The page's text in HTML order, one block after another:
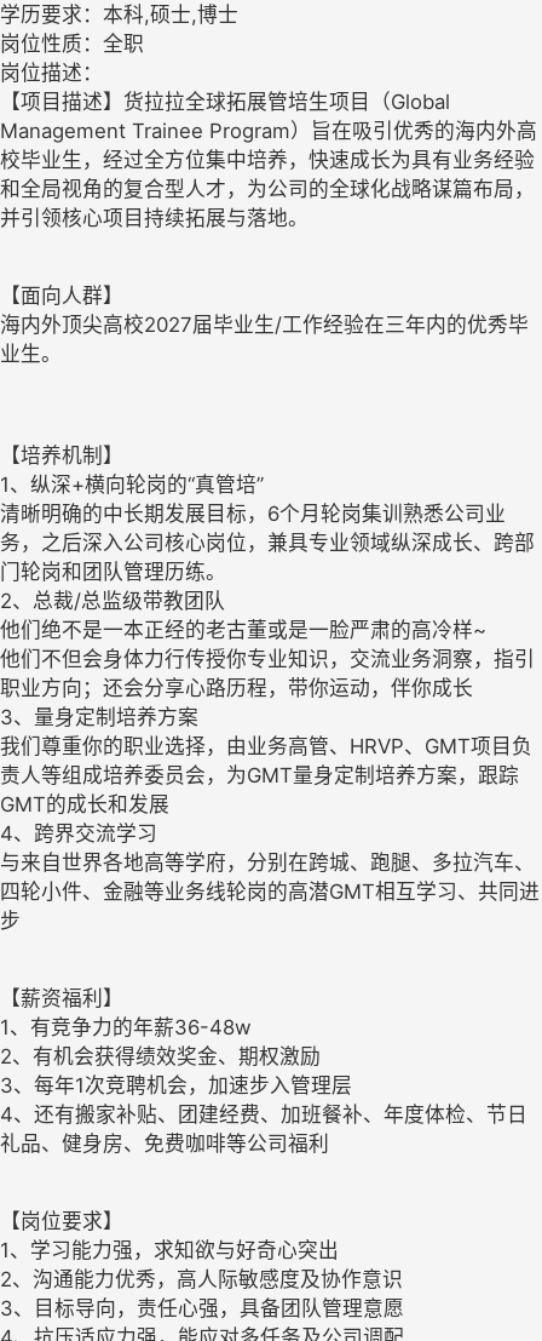
学历要求：本科,硕士,博士
岗位性质：全职
岗位描述：
【项目描述】货拉拉全球拓展管培生项目（Global
Management Trainee Program）旨在吸引优秀的海内外高
校毕业生，经过全方位集中培养，快速成长为具有业务经验
和全局视角的复合型人才，为公司的全球化战略谋篇布局，
并引领核心项目持续拓展与落地。
【面向人群】
海内外顶尖高校2027届毕业生/工作经验在三年内的优秀毕
业生。
【培养机制】
1、纵深+横向轮岗的“真管培”
清晰明确的中长期发展目标，6个月轮岗集训熟悉公司业
务，之后深入公司核心岗位，兼具专业领域纵深成长、跨部
门轮岗和团队管理历练。
2、总裁/总监级带教团队
他们绝不是一本正经的老古董或是一脸严肃的高冷样~
他们不但会身体力行传授你专业知识，交流业务洞察，指引
职业方向；还会分享心路历程，带你运动，伴你成长
3、量身定制培养方案
我们尊重你的职业选择，由业务高管、HRVP、GMT项目负
责人等组成培养委员会，为GMT量身定制培养方案，跟踪
GMT的成长和发展
4、跨界交流学习
与来自世界各地高等学府，分别在跨城、跑腿、多拉汽车、
四轮小件、金融等业务线轮岗的高潜GMT相互学习、共同进
步
【薪资福利】
1、有竞争力的年薪36-48w
2、有机会获得绩效奖金、期权激励
3、每年1次竞聘机会，加速步入管理层
4、还有搬家补贴、团建经费、加班餐补、年度体检、节日
礼品、健身房、免费咖啡等公司福利
【岗位要求】
1、学习能力强，求知欲与好奇心突出
2、沟通能力优秀，高人际敏感度及协作意识
3、目标导向，责任心强，具备团队管理意愿